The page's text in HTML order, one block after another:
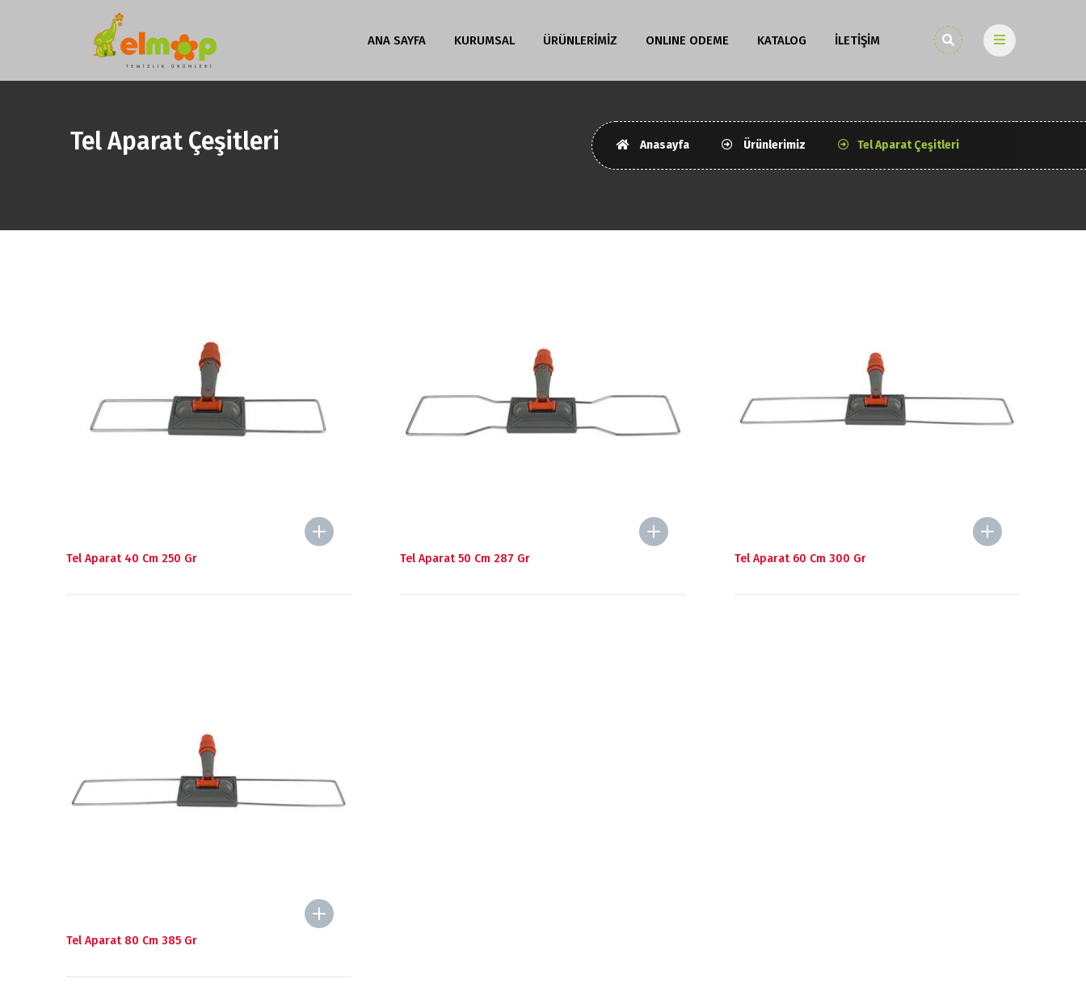
ANA SAYFA KURUMSAL ÜRÜNLERİMİZ ONLINE ODEME KATALOG İLETİŞİM
Tel Aparat Çeşitleri Anasayfa Ürünlerimiz Tel Aparat Çeşitleri
Tel Aparat 40 Cm 250 Gr Tel Aparat 50 Cm 287 Gr Tel Aparat 60 Cm 300 Gr
Tel Aparat 80 Cm 385 Gr